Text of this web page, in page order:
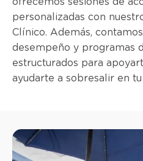
ofrecemos sesiones de
personalizadas con
Clínico. Además,
desempeño y programas
estructurados para
ayudarte a sobresalir en